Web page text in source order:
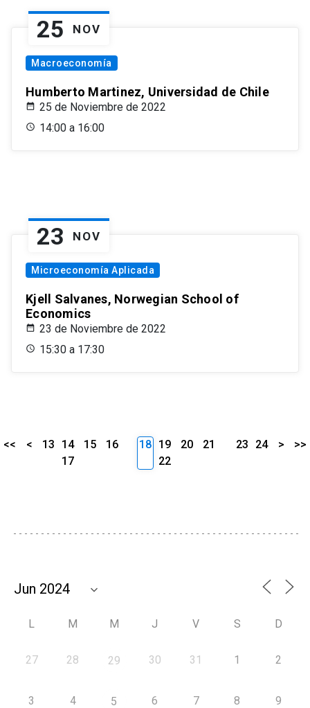
25 NOV
Macroeconomía
Humberto Martinez, Universidad de Chile
25 de Noviembre de 2022
14:00 a 16:00
23 NOV
Microeconomía Aplicada
Kjell Salvanes, Norwegian School of
Economics
23 de Noviembre de 2022
15:30 a 17:30
<< < 13 14 15
16
17
18 19 20
21
22
23 24 > >>
L M M J V S D
27 28 29 30 31 1 2
3 4 5 6 7 8 9